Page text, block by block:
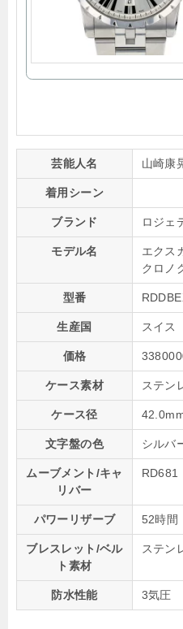
芸能人名 山崎康
着用シーン
ブランド ロジェ
モデル名
エクス
クロノ
型番
生産国 スイス
価格
ケース素材 ステン
ケース径
文字盤の色 シルバ
ムーブメント/キャ
リバー
RD681
パワーリザーブ 52時間
ブレスレット/ベル
ト素材
ステン
防水性能 3気圧